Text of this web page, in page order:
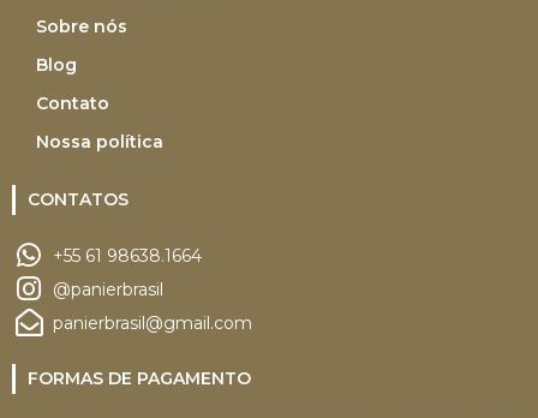
Sobre nós
Blog
Contato
Nossa política
CONTATOS
+55 61 98638.1664
@panierbrasil
panierbrasil@gmail.com
FORMAS DE PAGAMENTO